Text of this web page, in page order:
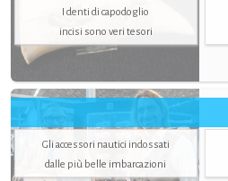
I denti di capodoglio
incisi sono veri tesori
Gli accessori nautici indossati
dalle più belle imbarcazioni